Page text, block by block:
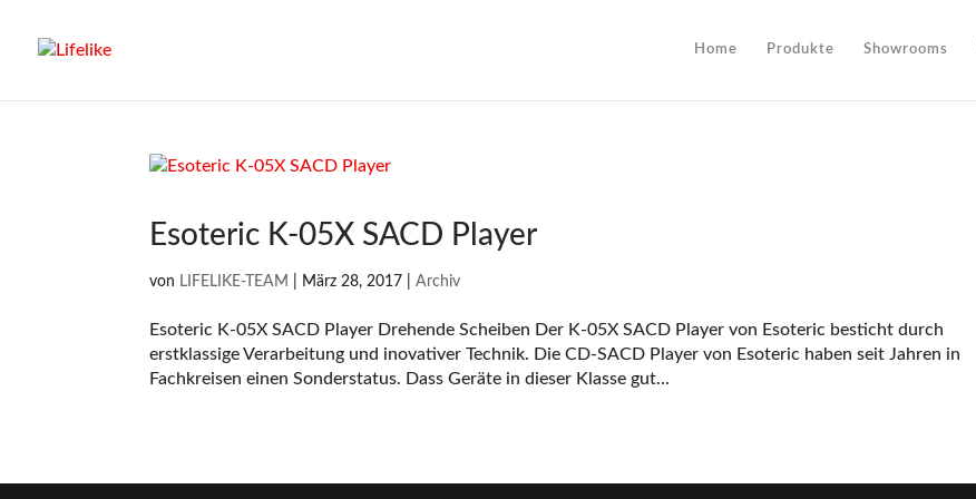
Home Produkte Showrooms
Esoteric K-05X SACD Player
von LIFELIKE-TEAM März 28, 2017 |Archiv
Esoteric K-05X SACD Player Drehende Scheiben Der K-05X SACD Player von Esoteric besticht durch
erstklassige Verarbeitung und inovativer Technik. Die CD-SACD Player von Esoteric haben seit Jahren in
Fachkreisen einen Sonderstatus. Dass Geräte in dieser Klasse gut...